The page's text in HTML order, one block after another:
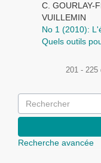
C. GOURLAY-
VUILLEMIN
No 1 (2010):
Quels outils
201 - 225
Recherche avancée